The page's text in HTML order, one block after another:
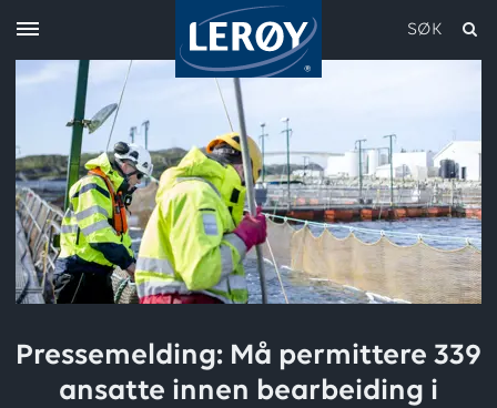
SØK
Pressemelding: Må permittere 339
ansatte innen bearbeiding i